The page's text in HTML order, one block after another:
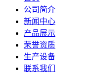
公司简介
新闻中心
产品展示
荣誉资质
生产设备
联系我们